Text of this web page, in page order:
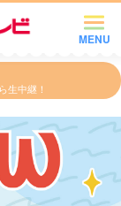
MENU
生中継！